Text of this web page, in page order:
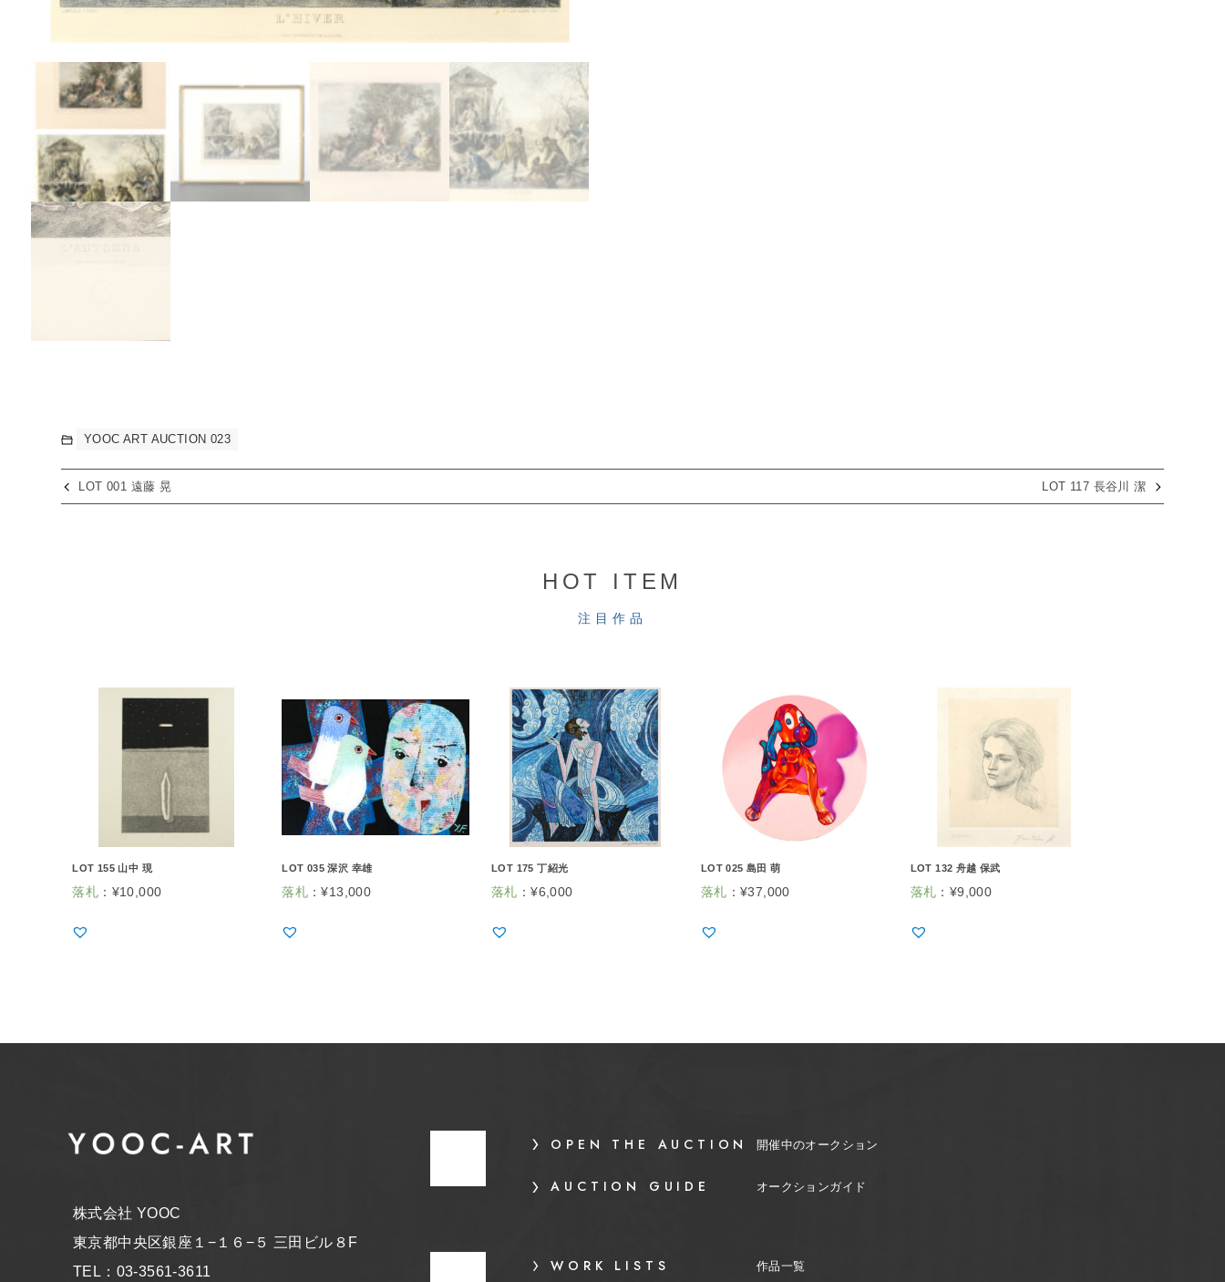
YOOC ART AUCTION 023
LOT 001 遠藤 晃 LOT 117 長谷川 潔
HOT ITEM
注目作品
LOT 155 山中 現
落札 ： ¥10,000
LOT 035 深沢 幸雄
落札：¥13,000
LOT 175 丁紹光
落札 ：¥6,000
LOT 025 島田 萌
落札 ： ¥37,000
LOT 132 舟越 保武
落札 ： ¥9,000
株式会社 YOOC
東京都中央区銀座１−１６−５ 三田ビル８F
TEL：03-3561-3611
OPEN THE AUCTION 開催中のオークション
AUCTION GUIDE オークションガイド
WORK LISTS 作品一覧